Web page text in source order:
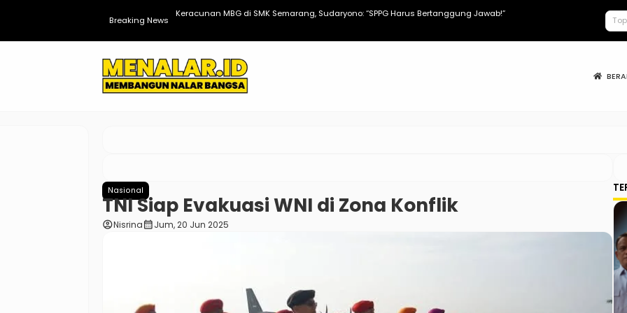
Breaking News
Keracunan MBG di SMK Semarang, Sudaryono: “SPPG Harus Bertanggung Jawab!” Apa Saja
Nasional
TNI Siap Evakuasi WNI di Zona Konflik
account_circleNisrinacalendar_monthJum, 20 Jun 2025